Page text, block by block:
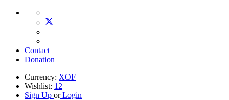
Contact
Donation
Currency: XOF
Wishlist: 12
Sign Up orLogin